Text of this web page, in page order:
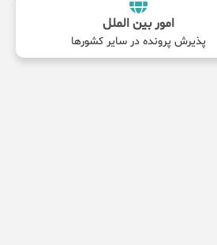
امور بین الملل
پذیرش پرونده در سایر کشورها